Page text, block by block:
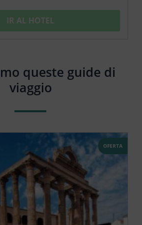
IR AL HOTEL
queste guide di
viaggio
OFERTA